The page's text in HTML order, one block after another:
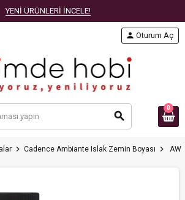
YENİ ÜRÜNLERİ İNCELE!
search
person Oturum Aç
0
chevron_right Cadence Ambiante Islak Zemin Boyası chevron_right